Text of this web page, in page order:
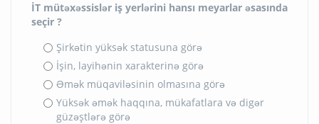
İT mütəxəssislər iş yerlərini hansı meyarlar əsasında
seçir ?
Şirkətin yüksək statusuna görə
İşin, layihənin xarakterinə görə
Əmək müqaviləsinin olmasına görə
Yüksək əmək haqqına, mükafatlara və digər
güzəştlərə görə